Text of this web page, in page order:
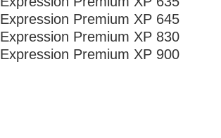
Expression Premium XP 645
Expression Premium XP 830
Expression Premium XP 900